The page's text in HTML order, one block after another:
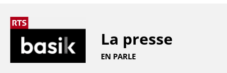
La presse
EN PARLE